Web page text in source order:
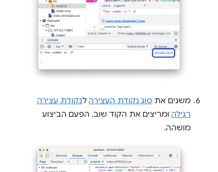
משנים את סוג נקודת העצירה לנקודת עצירה
רגילה ומריצים את הקוד שוב. הפעם הביצוע
מושהה.